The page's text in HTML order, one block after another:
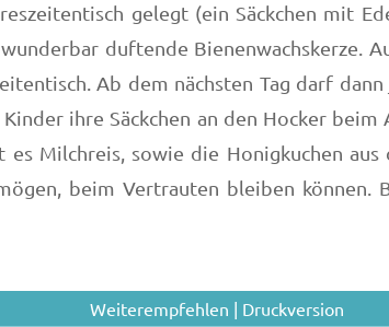
gelegt (ein Säckchen mit
duftende Bienenwachskerze.
Ab dem nächsten Tag darf
ihre Säckchen an den Hocker
es Milchreis, sowie die Honigkuchen
beim Vertrauten bleiben
Weiterempfehlen | Druckversion